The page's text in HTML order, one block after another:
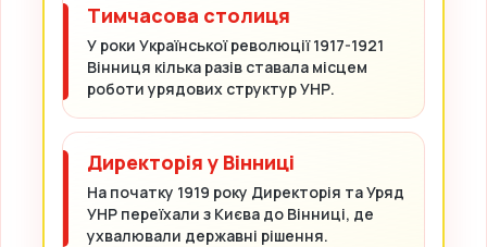
Тимчасова столиця
У роки Української революції 1917-1921
Вінниця кілька разів ставала місцем
роботи урядових структур УНР.
Директорія у Вінниці
На початку 1919 року Директорія та Уряд
УНР переїхали з Києва до Вінниці, де
ухвалювали державні рішення.